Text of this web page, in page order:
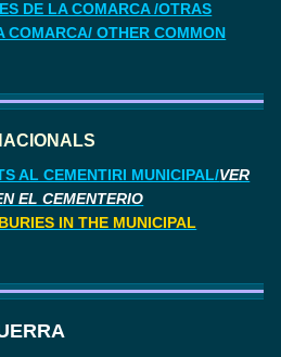
DE LA COMARCA /OTRAS
COMARCA/ OTHER COMMON
AL CEMENTIRI MUNICIPAL/VER
EL CEMENTERIO
IN THE MUNICIPAL